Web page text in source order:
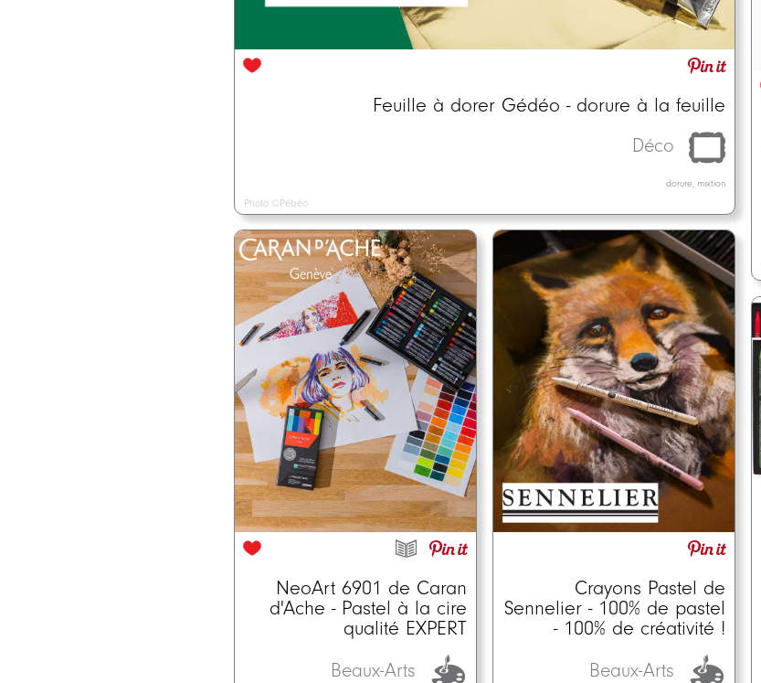
Feuille à dorer Gédéo - dorure à la feuille
Déco
dorure, mixtion
Photo ©Pébéo
NeoArt 6901 de Caran
d'Ache - Pastel à la cire
qualité EXPERT
Beaux-Arts
Crayons Pastel de
Sennelier - 100% de pastel
- 100% de créativité !
Beaux-Arts